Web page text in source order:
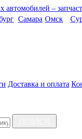
Самара Омск
Доставка и оплата